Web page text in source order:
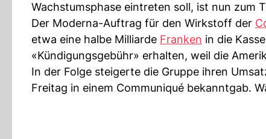
Wachstumsphase eintreten soll, ist nun zum
Der Moderna-Auftrag für den Wirkstoff der
etwa eine halbe Milliarde Franken in die
«Kündigungsgebühr» erhalten, weil die
In der Folge steigerte die Gruppe ihren
Freitag in einem Communiqué bekanntgab.